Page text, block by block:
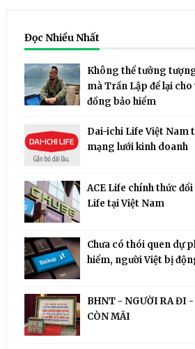
Đọc Nhiều Nhất
Không thể tưởng
mà Trần Lập để lại
đồng bảo hiểm
Dai-ichi Life Việt Nam
mạng lưới kinh doanh
ACE Life chính thức
Life tại Việt Nam
Chưa có thói quen dự
hiểm, người Việt bị
BHNT - NGƯỜI RA ĐI -
CÒN MÃI